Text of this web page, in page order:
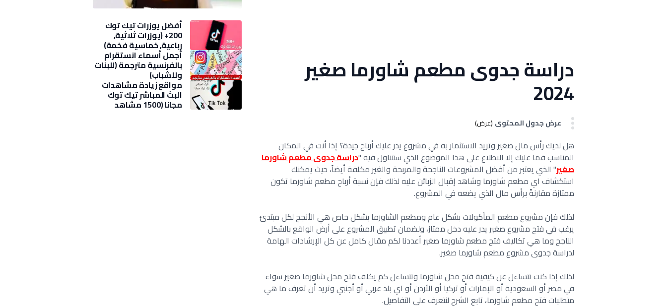
دراسة جدوى مطعم شاورما صغير
2024
عرض جدول المحتوى (عرض)
هل لديك رأس مال صغير وتريد الاستثمار به في مشروع يدر عليك أرباح جيدة؟ إذا أنت في المكان
المناسب فما عليك إلا الاطلاع على هذا الموضوع الذي سنتناول فيه "دراسة جدوى مطعم شاورما
صغير" الذي يعتبر من أفضل المشروعات الناجحة والمربحة والغير مكلفة أيضاً، حيث يمكنك
استكشاف اي مطعم شاورما وشاهد إقبال الزبائن عليه لذلك فإن نسبة أرباح مطعم شاورما تكون
ممتازة مقارنةً برأس مال الذي يضعه في المشروع.
لذلك فإن مشروع مطعم المأكولات بشكل عام ومطعم الشاورما بشكل خاص هي الأنجح لكل مبتدئ
يرغب في فتح مشروع صغير يدر عليه دخل ممتاز، ولضمان تطبيق المشروع على أرض الواقع بالشكل
الناجح وما هي تكاليف فتح مطعم شاورما صغير أعددنا لكم مقال كامل عن كل الإرشادات الهامة
لدراسة جدوى مشروع مطعم شاورما صغير.
لذلك إذا كنت تتساءل عن كيفية فتح محل شاورما وتتساءل كم يكلف فتح محل شاورما صغير سواء
في مصر أو السعودية أو الإمارات أو تركيا أو الأردن أو اي بلد عربي أو أجنبي وتريد أن تعرف ما هي
متطلبات فتح مطعم شاورما، تابع الشرح لنتعرف على التفاصيل.
أفضل يوزرات تيك توك
200+ (يوزرات ثلاثية,
رباعية, خماسية فخمة)
2025
أجمل أسماء انستقرام
بالفرنسية مترجمة (للبنات
وللشباب)
مواقع زيادة مشاهدات
البث المباشر تيك توك
مجانا (1500 مشاهد